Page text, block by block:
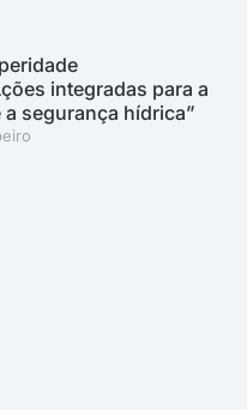
integradas para a
segurança hídrica”